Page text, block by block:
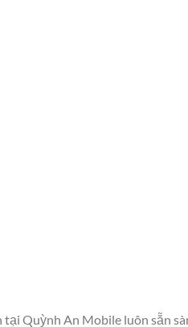
tại Quỳnh An Mobile luôn sẵn